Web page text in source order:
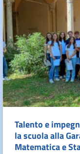
Talento e
la scuola alla
Matematica e